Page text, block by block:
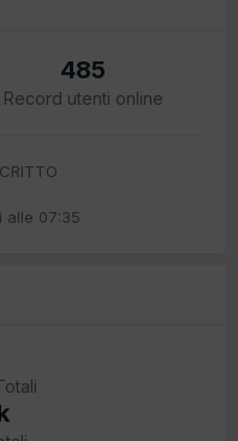
485
Record utenti online
alle 07:35